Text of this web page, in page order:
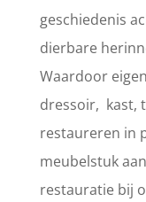
geschiedenis
dierbare
Waardoor
dressoir, kast,
restaureren in
meubelstuk
restauratie bij